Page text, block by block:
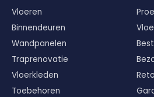
Vloeren
Binnendeuren
Wandpanelen
Traprenovatie
Vloerkleden
Toebehoren